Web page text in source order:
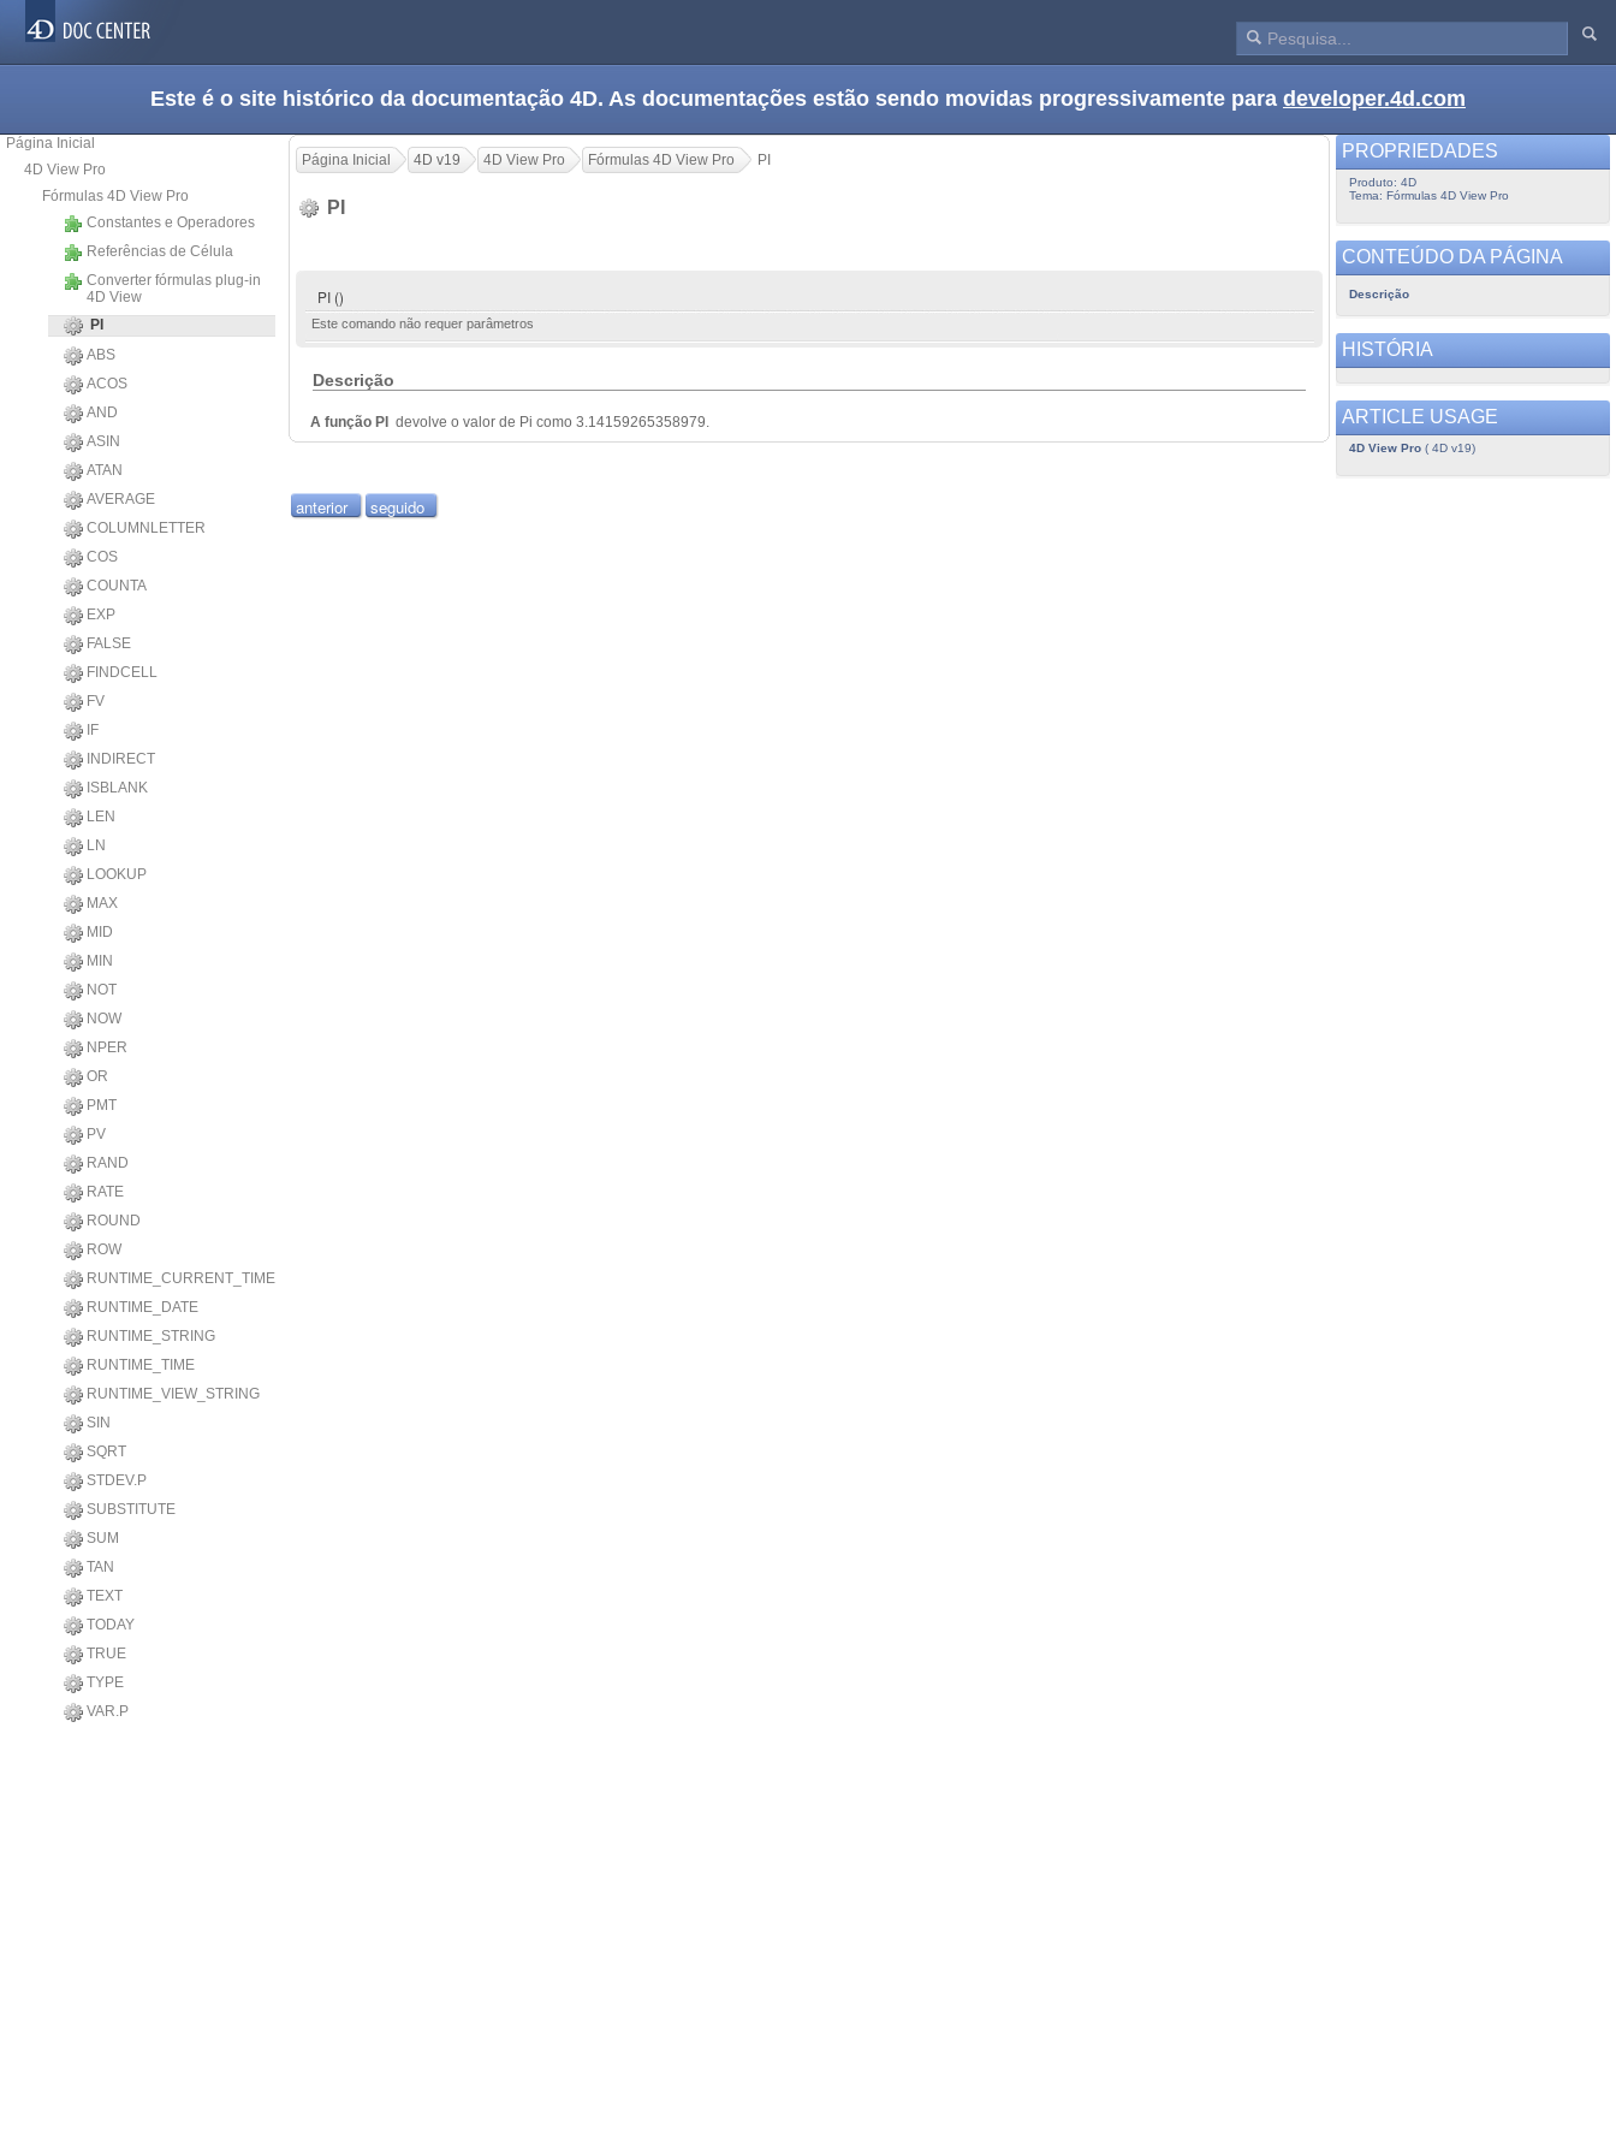
Este é o site histórico da documentação 4D. As documentações estão sendo movidas progressivamente para developer.4d.com
Página Inicial
4D View Pro
Fórmulas 4D View Pro
Constantes e Operadores
Referências de Célula
Converter fórmulas plug-in
4D View
PI
ABS
ACOS
AND
ASIN
ATAN
AVERAGE
COLUMNLETTER
COS
COUNTA
EXP
FALSE
FINDCELL
FV
IF
INDIRECT
ISBLANK
LEN
LN
LOOKUP
MAX
MID
MIN
NOT
NOW
NPER
OR
PMT
PV
RAND
RATE
ROUND
ROW
RUNTIME_CURRENT_TIME
RUNTIME_DATE
RUNTIME_STRING
RUNTIME_TIME
RUNTIME_VIEW_STRING
SIN
SQRT
STDEV.P
SUBSTITUTE
SUM
TAN
TEXT
TODAY
TRUE
TYPE
VAR.P
Página Inicial 4D v19 4D View Pro Fórmulas 4D View Pro PI
PI
PI ()
Este comando não requer parâmetros
Descrição
A função PI devolve o valor de Pi como 3.14159265358979.
anterior seguido
PROPRIEDADES
Produto: 4D
Tema: Fórmulas 4D View Pro
CONTEÚDO DA PÁGINA
Descrição
HISTÓRIA
ARTICLE USAGE
4D View Pro( 4D v19)